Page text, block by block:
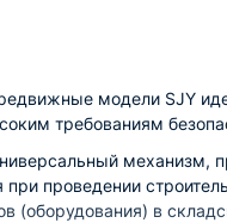
модели SJY
требованиям
механизм,
при проведении
(оборудования) в